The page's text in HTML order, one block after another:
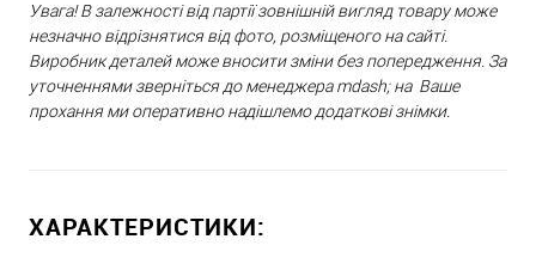
Увага! В залежності від партії зовнішній вигляд товару може
незначно відрізнятися від фото, розміщеного на сайті.
Виробник деталей може вносити зміни без попередження. За
уточненнями зверніться до менеджера mdash; на Ваше
прохання ми оперативно надішлемо додаткові знімки.
ХАРАКТЕРИСТИКИ: